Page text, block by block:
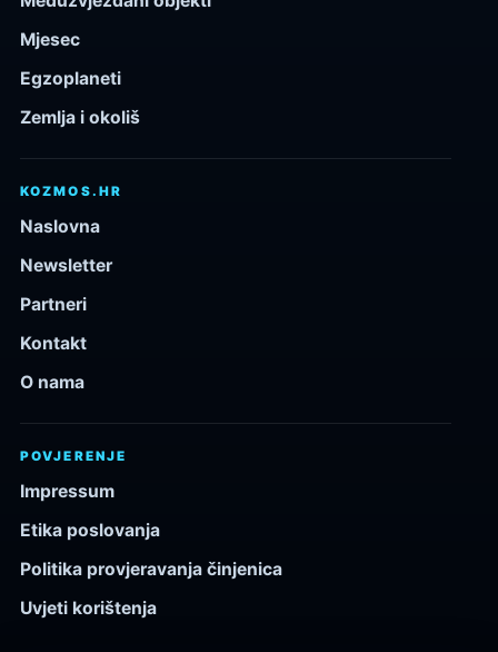
Mjesec
Egzoplaneti
Zemlja i okoliš
KOZMOS.HR
Naslovna
Newsletter
Partneri
Kontakt
O nama
POVJERENJE
Impressum
Etika poslovanja
Politika provjeravanja činjenica
Uvjeti korištenja